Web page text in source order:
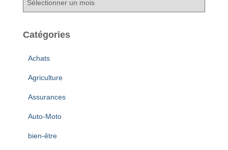
h
Catégories
Achats
Agriculture
Assurances
Auto-Moto
bien-être